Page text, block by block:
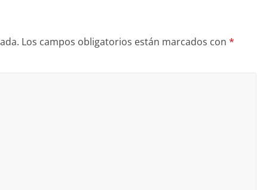
Los campos obligatorios están marcados con *